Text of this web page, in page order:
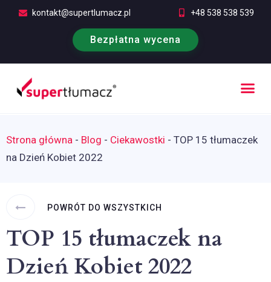
kontakt@supertlumacz.pl +48 538 538 539
Bezpłatna wycena
Strona główna - Blog - Ciekawostki - TOP 15 tłumaczek
na Dzień Kobiet 2022
POWRÓT DO WSZYSTKICH
TOP 15 tłumaczek na
Dzień Kobiet 2022